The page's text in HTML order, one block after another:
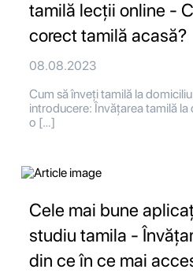
tamilă lecții online -
corect tamilă acasă?
08.08.2023
Cum să înveți tamilă la
introducere: Învățarea tamilă
o […]
Cele mai bune
studiu tamila -
din ce în ce mai